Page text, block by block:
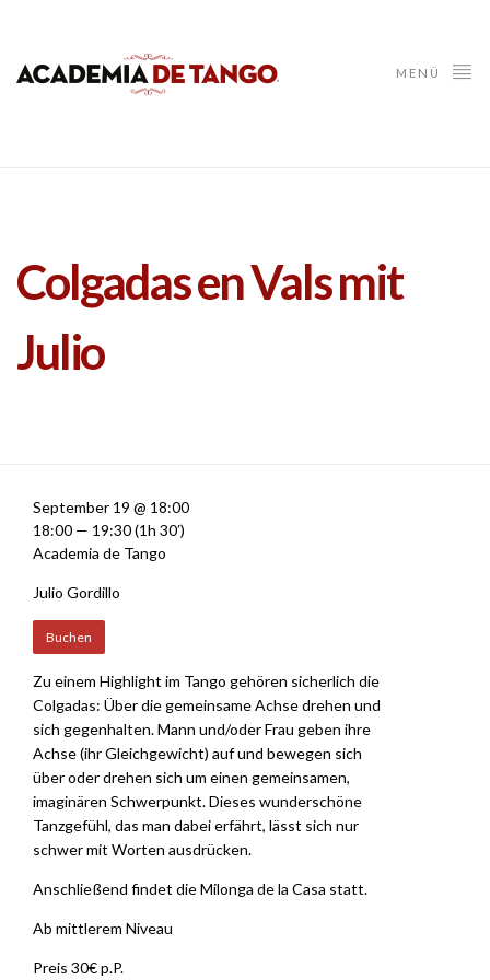
MENÜ
Colgadas en Vals mit
Julio
Zu einem Highlight im Tango gehören sicherlich die
Colgadas: Über die gemeinsame Achse drehen und
sich gegenhalten. Mann und/oder Frau geben ihre
Achse (ihr Gleichgewicht) auf und bewegen sich
über oder drehen sich um einen gemeinsamen,
imaginären Schwerpunkt. ­Dieses wunderschöne
Tanzgefühl, das man dabei erfährt, lässt sich nur
schwer mit Worten ausdrücken.
Anschließend findet die Milonga de la Casa statt.
Ab mittlerem Niveau
Preis 30€ p.P.
September 19 @ 18:00
18:00 — 19:30(1h 30′)
Academia de Tango
Julio Gordillo
Buchen